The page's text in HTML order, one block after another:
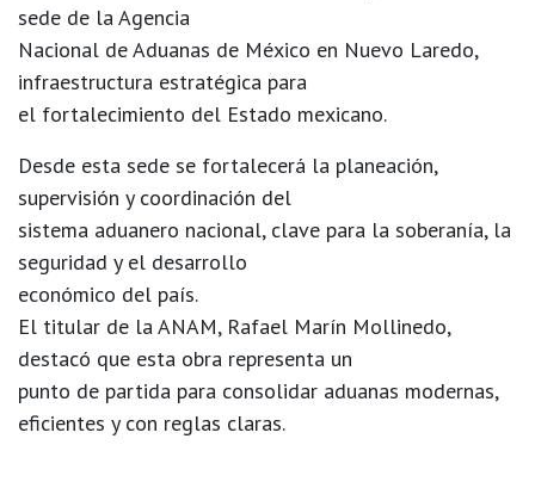
sede de la Agencia
Nacional de Aduanas de México en Nuevo Laredo,
infraestructura estratégica para
el fortalecimiento del Estado mexicano.
Desde esta sede se fortalecerá la planeación,
supervisión y coordinación del
sistema aduanero nacional, clave para la soberanía, la
seguridad y el desarrollo
económico del país.
El titular de la ANAM, Rafael Marín Mollinedo,
destacó que esta obra representa un
punto de partida para consolidar aduanas modernas,
eficientes y con reglas claras.